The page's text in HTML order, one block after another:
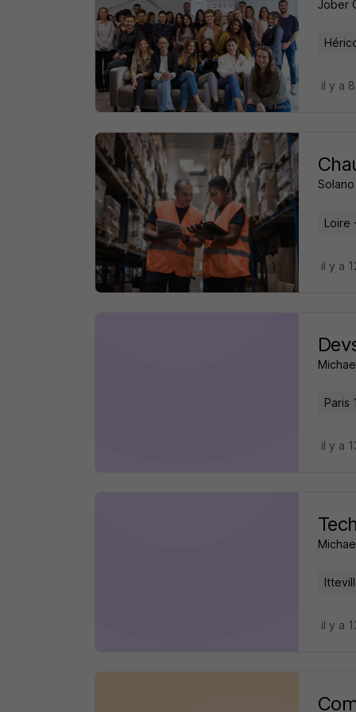
Jober
il y a
Loire
il y a
Paris
il y a
il y a